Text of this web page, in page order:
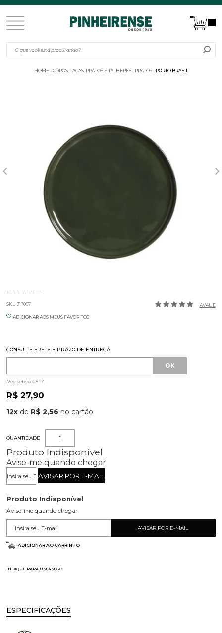
HOME COPOS, TAÇAS, PRATOS E TALHERES PRATOS PORTO BRASIL
BRASIL
SKU 317087 AVALIE
ADICIONAR AOS MEUS FAVORITOS
CONSULTE FRETE E PRAZO DE ENTREGA
Não sabe o CEP?
R$ 27,90
12x de R$ 2,56
QUANTIDADE
Produto Indisponível
Avise-me quando chegar
Produto Indisponível
Avise-me quando chegar
ADICIONAR AO CARRINHO
INDIQUE PARA UM AMIGO
ESPECIFICAÇÕES